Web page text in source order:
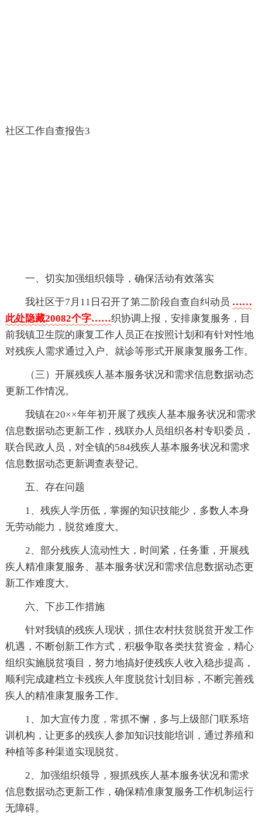
社区工作自查报告3
一、切实加强组织领导，确保活动有效落实
我社区于7月11日召开了第二阶段自查自纠动员 ……
此处隐藏20082个字……织协调上报，安排康复服务，目
前我镇卫生院的康复工作人员正在按照计划和有针对性地
对残疾人需求通过入户、就诊等形式开展康复服务工作。
（三）开展残疾人基本服务状况和需求信息数据动态
更新工作情况。
我镇在20××年年初开展了残疾人基本服务状况和需求
信息数据动态更新工作，残联办人员组织各村专职委员，
联合民政人员，对全镇的584残疾人基本服务状况和需求
信息数据动态更新调查表登记。
五、存在问题
1、残疾人学历低，掌握的知识技能少，多数人本身
无劳动能力，脱贫难度大。
2、部分残疾人流动性大，时间紧，任务重，开展残
疾人精准康复服务、基本服务状况和需求信息数据动态更
新工作难度大。
六、下步工作措施
针对我镇的残疾人现状，抓住农村扶贫脱贫开发工作
机遇，不断创新工作方式，积极争取各类扶贫资金，精心
组织实施脱贫项目，努力地搞好使残疾人收入稳步提高，
顺利完成建档立卡残疾人年度脱贫计划目标，不断完善残
疾人的精准康复服务工作。
1、加大宣传力度，常抓不懈，多与上级部门联系培
训机构，让更多的残疾人参加知识技能培训，通过养殖和
种植等多种渠道实现脱贫。
2、加强组织领导，狠抓残疾人基本服务状况和需求
信息数据动态更新工作，确保精准康复服务工作机制运行
无障碍。